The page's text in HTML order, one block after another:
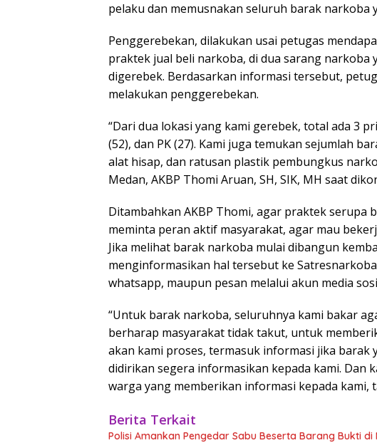
pelaku dan memusnakan seluruh barak narkoba
Penggerebekan, dilakukan usai petugas
praktek jual beli narkoba, di dua sarang narkoba
digerebek. Berdasarkan informasi tersebut,
melakukan penggerebekan.
“Dari dua lokasi yang kami gerebek, total ada 3
(52), dan PK (27). Kami juga temukan sejumlah
alat hisap, dan ratusan plastik pembungkus
Medan, AKBP Thomi Aruan, SH, SIK, MH saat
Ditambahkan AKBP Thomi, agar praktek serupa
meminta peran aktif masyarakat, agar mau
Jika melihat barak narkoba mulai dibangun
menginformasikan hal tersebut ke
whatsapp, maupun pesan melalui akun media
“Untuk barak narkoba, seluruhnya kami bakar
berharap masyarakat tidak takut, untuk
akan kami proses, termasuk informasi jika barak
didirikan segera informasikan kepada kami. Dan
warga yang memberikan informasi kepada kami,
Berita Terkait
Polisi Amankan Pengedar Sabu Beserta Barang Bukti di